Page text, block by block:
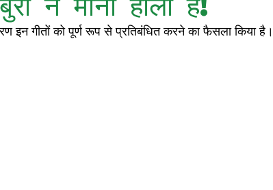
पुर्वया भाषा शादी-ब्याह महिला विशेष
इन गीतों को पूर्ण रूप से प्रतिबंधित करने का फैसला किया है।